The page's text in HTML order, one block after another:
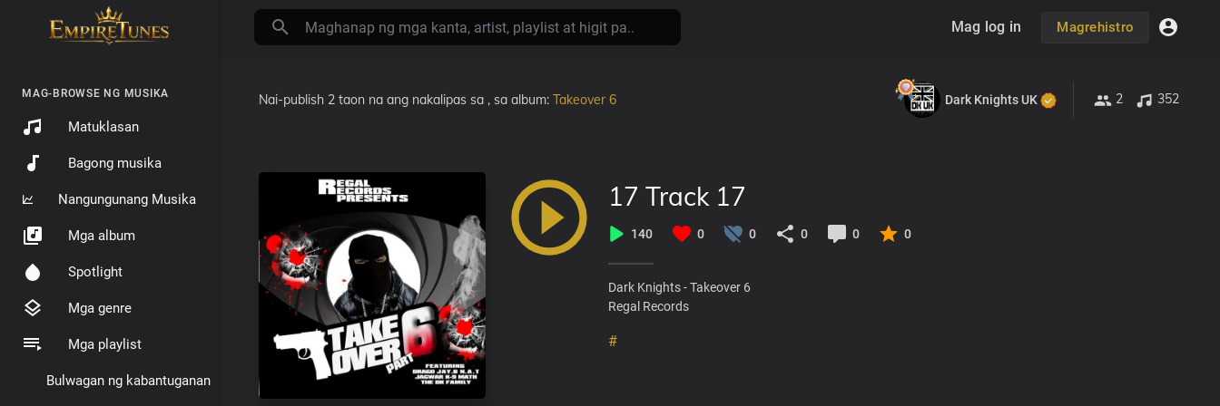
MAG-BROWSE NG MUSIKA
Matuklasan
Bagong musika
Nangungunang Musika
Mga album
Spotlight
Mga genre
Mga playlist
Bulwagan ng kabantuganan
Mag log in Magrehistro
Nai-publish 2 taon na ang nakalipas sa , sa album: Takeover 6 Dark Knights UK 2 352
17 Track 17
140 0 0 0 0 0
Dark Knights - Takeover 6
Regal Records
#